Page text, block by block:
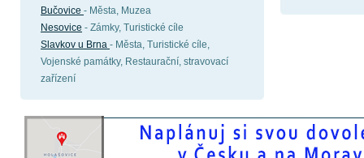
Bučovice - Města, Muzea
Nesovice - Zámky, Turistické cíle
Slavkov u Brna - Města, Turistické cíle,
Vojenské památky, Restaurační, stravovací
zařízení